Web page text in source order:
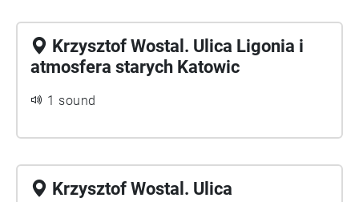
Krzysztof Wostal. Ulica Ligonia i
atmosfera starych Katowic
1 sound
Krzysztof Wostal. Ulica